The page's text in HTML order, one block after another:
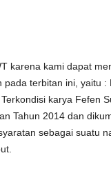
karena kami dapat
terbitan ini, yaitu
karya Fefen
Tahun 2014 dan
sebagai suatu